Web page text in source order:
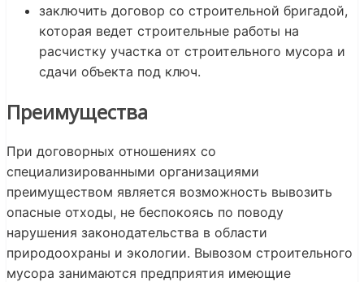
заключить договор со строительной бригадой,
которая ведет строительные работы на
расчистку участка от строительного мусора и
сдачи объекта под ключ.
Преимущества
При договорных отношениях со
специализированными организациями
преимуществом является возможность вывозить
опасные отходы, не беспокоясь по поводу
нарушения законодательства в области
природоохраны и экологии. Вывозом строительного
мусора занимаются предприятия имеющие